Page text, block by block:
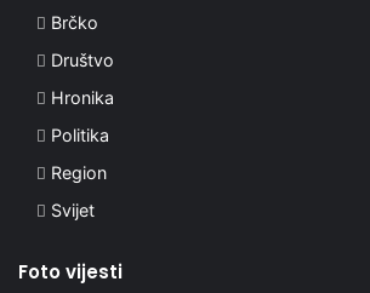
Brčko
Društvo
Hronika
Politika
Region
Svijet
Foto vijesti